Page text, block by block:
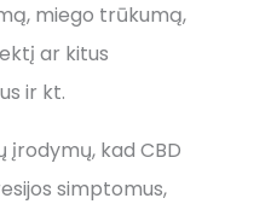
miego trūkumą,
ar kitus
ir kt.
įrodymų, kad CBD
simptomus,